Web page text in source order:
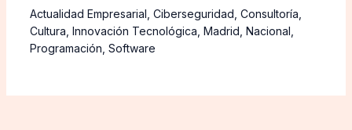
Actualidad Empresarial Ciberseguridad Consultoría
Cultura Innovación Tecnológica Madrid Nacional
Programación Software